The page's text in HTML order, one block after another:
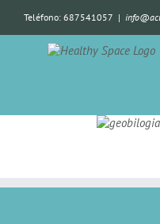
Teléfono: 687541057 |